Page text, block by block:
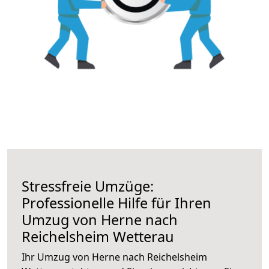
Stressfreie Umzüge:
Professionelle Hilfe für Ihren
Umzug von Herne nach
Reichelsheim Wetterau
Ihr Umzug von Herne nach Reichelsheim